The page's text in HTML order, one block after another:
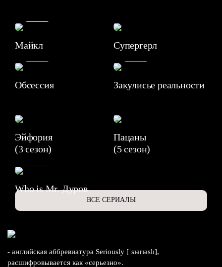
Майкл Супергерл
Обсессия
7.1
Закулисье реальности
Эйфория
(3 сезон)
Пацаны
(5 сезон)
Who is Mr. Дуров
ВСЕ СЕРИАЛЫ
- английская аббревиатура Seriously [ˈsɪərɪəslɪ],
расшифровывается как «серьезно».